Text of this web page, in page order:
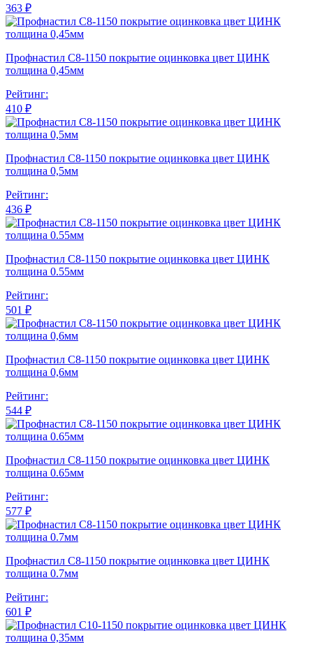
363 ₽
Профнастил С8-1150 покрытие оцинковка цвет ЦИНК
толщина 0,45мм
Рейтинг:
410 ₽
Профнастил С8-1150 покрытие оцинковка цвет ЦИНК
толщина 0,5мм
Рейтинг:
436 ₽
Профнастил С8-1150 покрытие оцинковка цвет ЦИНК
толщина 0.55мм
Рейтинг:
501 ₽
Профнастил С8-1150 покрытие оцинковка цвет ЦИНК
толщина 0,6мм
Рейтинг:
544 ₽
Профнастил С8-1150 покрытие оцинковка цвет ЦИНК
толщина 0.65мм
Рейтинг:
577 ₽
Профнастил С8-1150 покрытие оцинковка цвет ЦИНК
толщина 0.7мм
Рейтинг:
601 ₽